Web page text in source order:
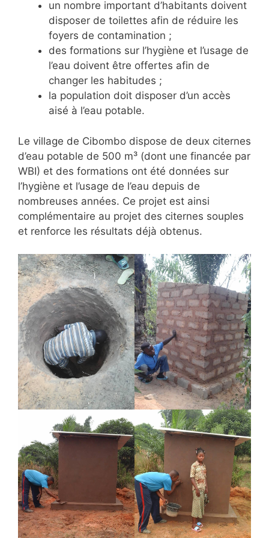
un nombre important d’habitants doivent
disposer de toilettes afin de réduire les
foyers de contamination ;
des formations sur l’hygiène et l’usage de
l’eau doivent être offertes afin de
changer les habitudes ;
la population doit disposer d’un accès
aisé à l’eau potable.
Le village de Cibombo dispose de deux citernes
d’eau potable de 500 m³ (dont une financée par
WBI) et des formations ont été données sur
l’hygiène et l’usage de l’eau depuis de
nombreuses années. Ce projet est ainsi
complémentaire au projet des citernes souples
et renforce les résultats déjà obtenus.